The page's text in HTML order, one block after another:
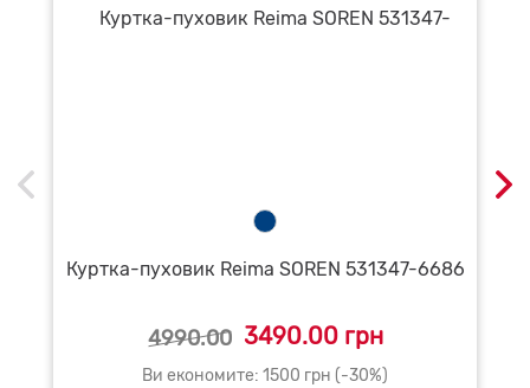
Куртка-пуховик Reima SOREN 531347-6686
4990.00 3490.00 грн
Ви економите: 1500 грн (-30%)